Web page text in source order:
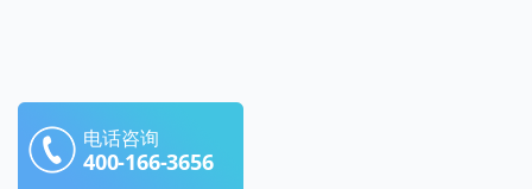
电话咨询
400-166-3656